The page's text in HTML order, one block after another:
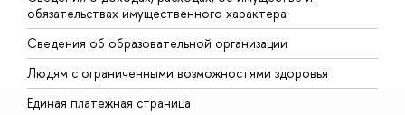
обязательствах имущественного характера
Сведения об образовательной организации
Людям с ограниченными возможностями здоровья
Единая платежная страница